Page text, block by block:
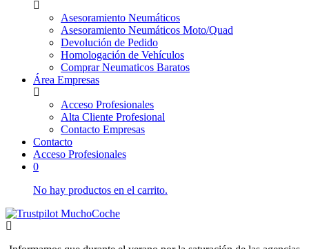
Asesoramiento Neumáticos
Asesoramiento Neumáticos Moto/Quad
Devolución de Pedido
Homologación de Vehículos
Comprar Neumaticos Baratos
Área Empresas
Acceso Profesionales
Alta Cliente Profesional
Contacto Empresas
Contacto
Acceso Profesionales
0
No hay productos en el carrito.